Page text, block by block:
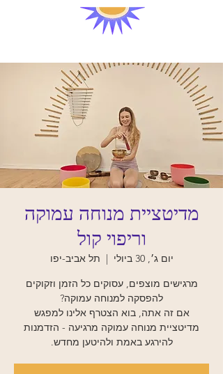
מדיטציית מנוחה עמוקה
וריפוי קול
יום ג׳, 30 ביולי
  |
תל אביב-יפו
מרגישים מוצפים, עסוקים כל הזמן וזקוקים
אם זה אתה, בוא הצטרף אלינו למפגש
מדיטציית מנוחה עמוקה מרגיעה - הזדמנות
להירגע באמת ולהיטען מחדש.